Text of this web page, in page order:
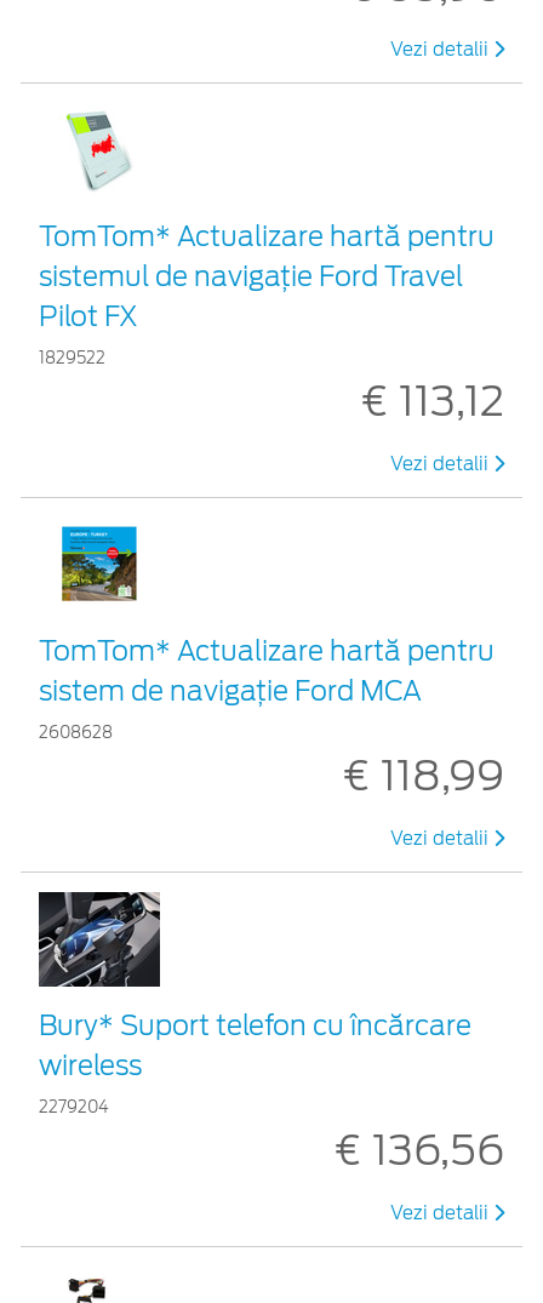
Vezi detalii
TomTom* Actualizare hartă pentru
sistemul de navigație Ford Travel
Pilot FX
1829522
€ 113,12
Vezi detalii
TomTom* Actualizare hartă pentru
sistem de navigație Ford MCA
2608628
€ 118,99
Vezi detalii
Bury* Suport telefon cu încărcare
wireless
2279204
€ 136,56
Vezi detalii